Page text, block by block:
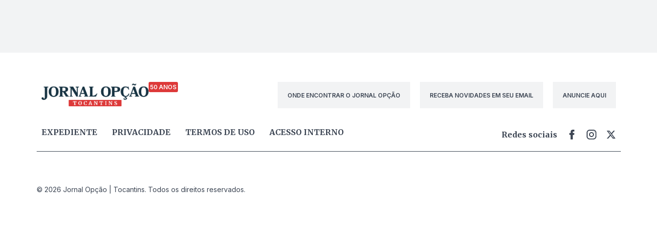
50 ANOS
ONDE ENCONTRAR O JORNAL OPÇÃO
RECEBA NOVIDADES EM SEU EMAIL ANUNCIE AQUI
EXPEDIENTE PRIVACIDADE TERMOS DE USO ACESSO INTERNO Redes sociais
© 2026 Jornal Opção | Tocantins. Todos os direitos reservados.